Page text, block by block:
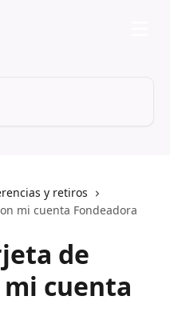
y retiros
mi cuenta Fondeadora
de
cuenta